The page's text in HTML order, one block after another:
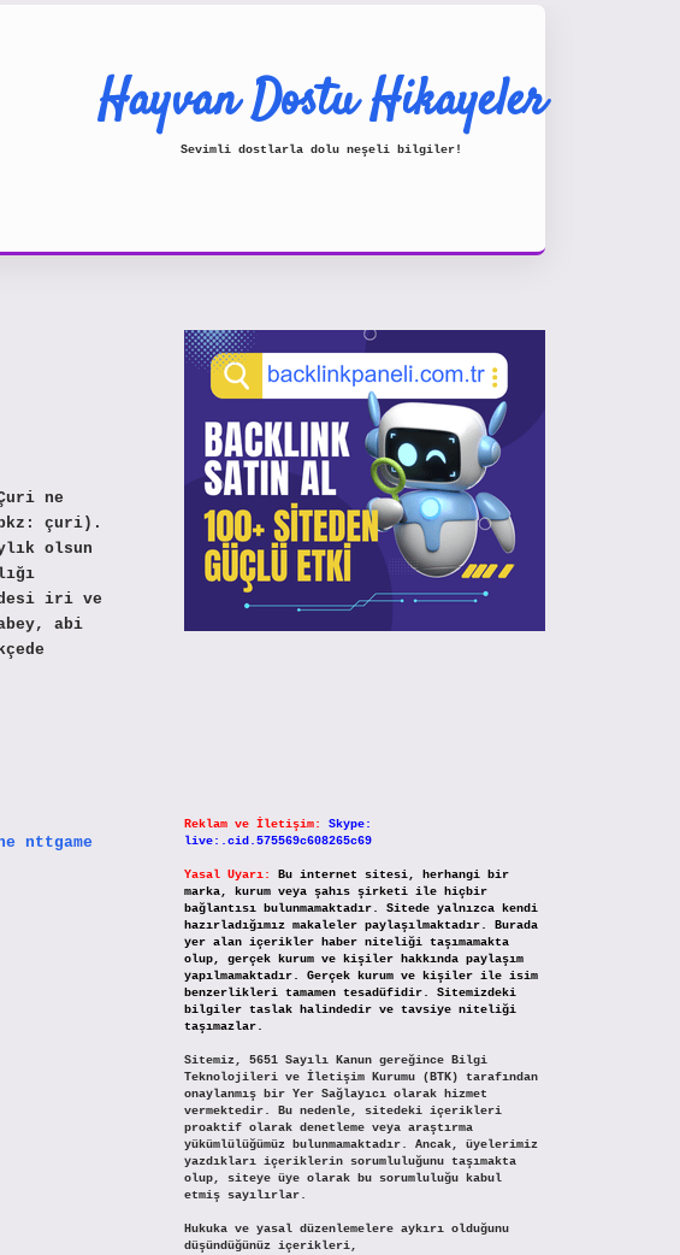
Hayvan Dostu Hikayeler
Sevimli dostlarla dolu neşeli bilgiler!
ne
çuri).
olsun
iri ve
abi
nttgame
Reklam ve İletişim:
Skype:
live:.cid.575569c608265c69
Yasal Uyarı:
Bu internet sitesi, herhangi bir
marka, kurum veya şahıs şirketi ile hiçbir
bağlantısı bulunmamaktadır. Sitede yalnızca kendi
hazırladığımız makaleler paylaşılmaktadır. Burada
yer alan içerikler haber niteliği taşımamakta
olup, gerçek kurum ve kişiler hakkında paylaşım
yapılmamaktadır. Gerçek kurum ve kişiler ile isim
benzerlikleri tamamen tesadüfidir. Sitemizdeki
bilgiler taslak halindedir ve tavsiye niteliği
taşımazlar.
Sitemiz, 5651 Sayılı Kanun gereğince Bilgi
Teknolojileri ve İletişim Kurumu (BTK) tarafından
onaylanmış bir Yer Sağlayıcı olarak hizmet
vermektedir. Bu nedenle, sitedeki içerikleri
proaktif olarak denetleme veya araştırma
yükümlülüğümüz bulunmamaktadır. Ancak, üyelerimiz
yazdıkları içeriklerin sorumluluğunu taşımakta
olup, siteye üye olarak bu sorumluluğu kabul
etmiş sayılırlar.
Hukuka ve yasal düzenlemelere aykırı olduğunu
düşündüğünüz içerikleri,